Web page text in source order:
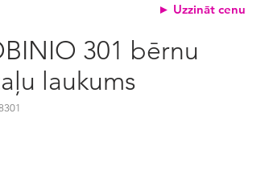
301 bērnu
laukums
► Uzzināt cenu